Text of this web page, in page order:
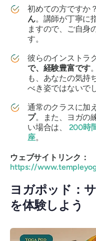
初めての方ですか？
ん。講師が丁寧に
ますので、ご自身
す。
彼らのインストラ
で、経験豊富です
も、あなたの気持
べき姿ではないで
通常のクラスに加
プ。また、ヨガの
い場合は、 200時
座。
ウェブサイトリンク：
https://
ヨガポッド：
を体験しよう